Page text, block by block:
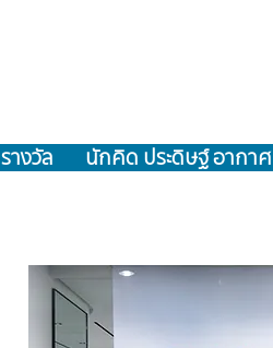
รางวัล นักคิด ประดิษฐ์ อากาศ